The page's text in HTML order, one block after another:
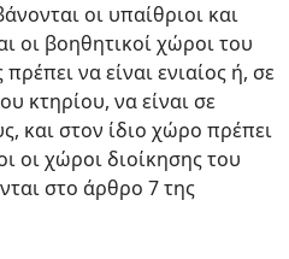
οι υπαίθριοι και
οι βοηθητικοί χώροι του
να είναι ενιαίος ή, σε
κτηρίου, να είναι σε
και στον ίδιο χώρο πρέπει
οι χώροι διοίκησης του
στο άρθρο 7 της